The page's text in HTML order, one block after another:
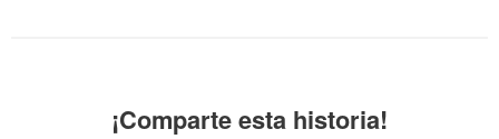
¡Comparte esta historia!